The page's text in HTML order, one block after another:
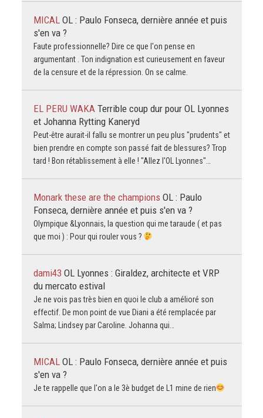
MICAL OL : Paulo Fonseca, dernière année et puis
s'en va ?
Faute professionnelle? Dire ce que l'on pense en
argumentant . Ton indignation est curieusement en faveur
de la censure et de la répression. On se calme.
EL PERU WAKA Terrible coup dur pour OL Lyonnes
et Johanna Rytting Kaneryd
Peut-être aurait-il fallu se montrer un peu plus "prudents" et
bien prendre en compte son passé fait de blessures? Trop
tard ! Bon rétablissement à elle ! "Allez l'OL Lyonnes"…
Monark these are the champions OL : Paulo
Fonseca, dernière année et puis s'en va ?
Olympique &Lyonnais, la question qui me taraude ( et pas
que moi ) : Pour qui rouler vous ?
dami43 OL Lyonnes : Giraldez, architecte et VRP
du mercato estival
Je ne vois pas très bien en quoi le club a amélioré son
effectif. De mon point de vue Diani a été remplacée par
Salma; Lindsey par Caroline. Johanna qui…
MICAL OL : Paulo Fonseca, dernière année et puis
s'en va ?
Je te rappelle que l'on a le 3è budget de L1 mine de rien